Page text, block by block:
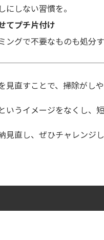
にしない習慣を。
てプチ片付け
ングで不要なものも処分す
見直すことで、掃除がし
いうイメージをなくし、
見直し、ぜひチャレンジ